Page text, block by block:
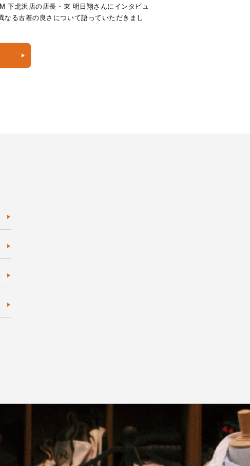
下北沢店の店長・東 明日翔さんにインタビュ
る古着の良さについて語っていただきまし